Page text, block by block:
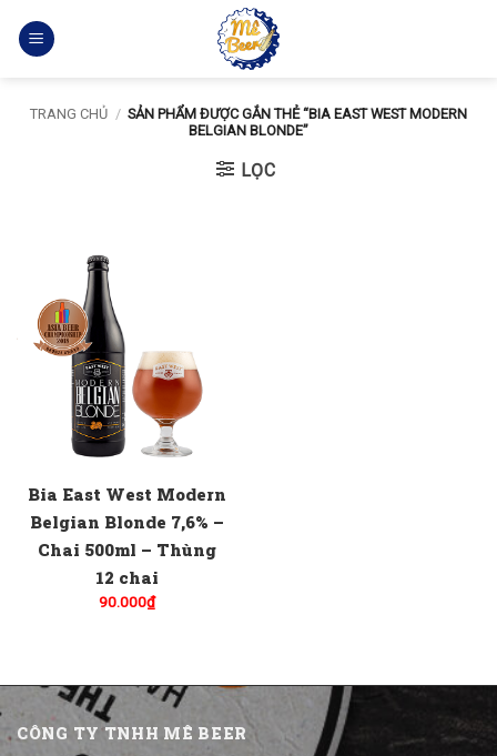
qua
TRANG CHỦ / SẢN PHẨM ĐƯỢC GẮN THẺ “BIA EAST WEST MODERN
BELGIAN BLONDE”
LỌC
Bia East West Modern
Belgian Blonde 7,6% –
Chai 500ml – Thùng
12 chai
90.000₫
CÔNG TY TNHH MÊ BEER